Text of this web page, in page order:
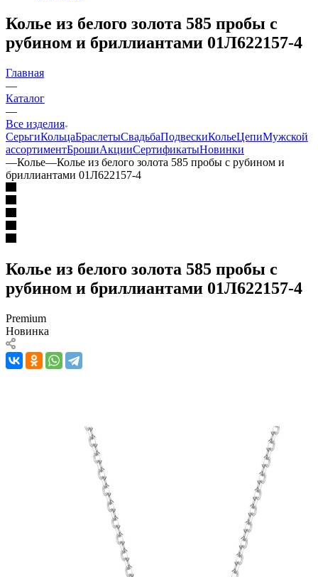
Колье из белого золота 585 пробы с
рубином и бриллиантами 01Л622157-4
Главная
—
Каталог
—
Все изделия
СерьгиКольцаБраслетыСвадьбаПодвескиКольеЦепиМужской
ассортиментБрошиАкцииСертификатыНовинки
—Колье—Колье из белого золота 585 пробы с рубином и
бриллиантами 01Л622157-4
Колье из белого золота 585 пробы с
рубином и бриллиантами 01Л622157-4
Premium
Новинка